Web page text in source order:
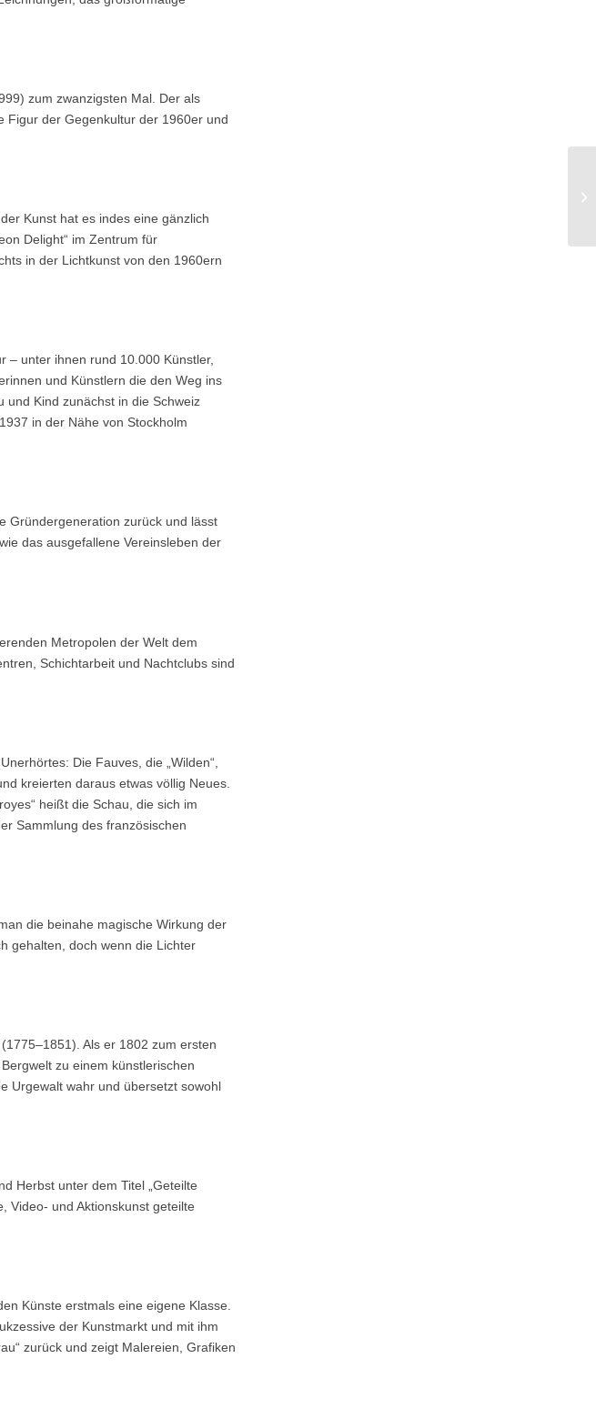
zum zwanzigsten Mal. Der als
Figur der Gegenkultur der 1960er und
Kunst hat es indes eine gänzlich
Delight“ im Zentrum für
in der Lichtkunst von den 1960ern
– unter ihnen rund 10.000 Künstler,
und Künstlern die den Weg ins
und Kind zunächst in die Schweiz
in der Nähe von Stockholm
Gründergeneration zurück und lässt
das ausgefallene Vereinsleben der
Metropolen der Welt dem
Schichtarbeit und Nachtclubs sind
Die Fauves, die „Wilden“,
kreierten daraus etwas völlig Neues.
heißt die Schau, die sich im
Sammlung des französischen
die beinahe magische Wirkung der
gehalten, doch wenn die Lichter
Als er 1802 zum ersten
zu einem künstlerischen
Urgewalt wahr und übersetzt sowohl
Herbst unter dem Titel „Geteilte
Video- und Aktionskunst geteilte
Künste erstmals eine eigene Klasse.
der Kunstmarkt und mit ihm
zurück und zeigt Malereien, Grafiken